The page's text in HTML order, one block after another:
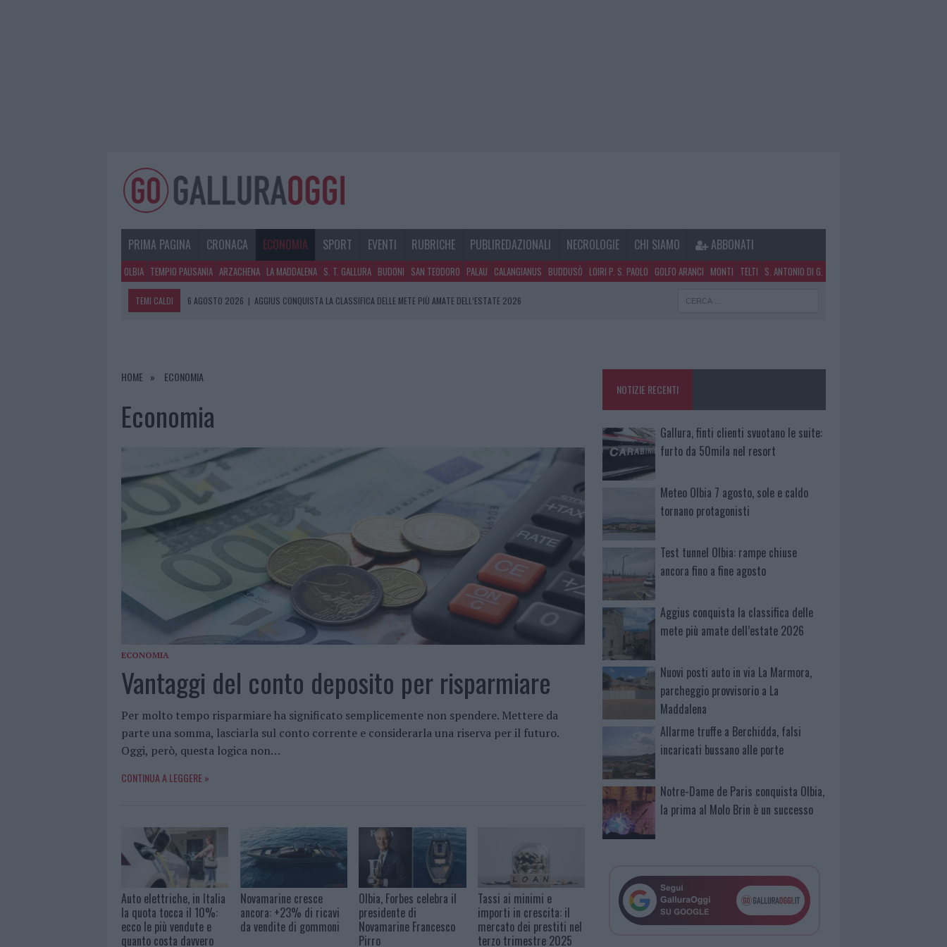
PRIMA PAGINA CRONACA ECONOMIA SPORT EVENTI RUBRICHE PUBLIREDAZIONALI NECROLOGIE CHI SIAMO ABBONATI
OLBIA TEMPIO PAUSANIA ARZACHENA LA MADDALENA S. T. GALLURA BUDONI SAN TEODORO PALAU CALANGIANUS BUDDUSÒ LOIRI P. S. PAOLO GOLFO ARANCI MONTI TELTI S. ANTONIO DI G.
TEMI CALDI 6 AGOSTO 2026 | AGGIUS CONQUISTA LA CLASSIFICA DELLE METE PIÙ AMATE DELL’ESTATE 2026
HOME ECONOMIA
Economia
ECONOMIA
Vantaggi del conto deposito per risparmiare
Per molto tempo risparmiare ha significato semplicemente non spendere. Mettere da
parte una somma, lasciarla sul conto corrente e considerarla una riserva per il futuro.
Oggi, però, questa logica non…
CONTINUA A LEGGERE »
Auto elettriche, in Italia
la quota tocca il 10%:
ecco le più vendute e
quanto costa davvero
Novamarine cresce
ancora: +23% di ricavi
da vendite di gommoni
Olbia, Forbes celebra il
presidente di
Novamarine Francesco
Pirro
Tassi ai minimi e
importi in crescita: il
mercato dei prestiti nel
terzo trimestre 2025
NOTIZIE RECENTI
Gallura, finti clienti svuotano le suite:
furto da 50mila nel resort
Meteo Olbia 7 agosto, sole e caldo
tornano protagonisti
Test tunnel Olbia: rampe chiuse
ancora fino a fine agosto
Aggius conquista la classifica delle
mete più amate dell’estate 2026
Nuovi posti auto in via La Marmora,
parcheggio provvisorio a La
Maddalena
Allarme truffe a Berchidda, falsi
incaricati bussano alle porte
Notre-Dame de Paris conquista Olbia,
la prima al Molo Brin è un successo